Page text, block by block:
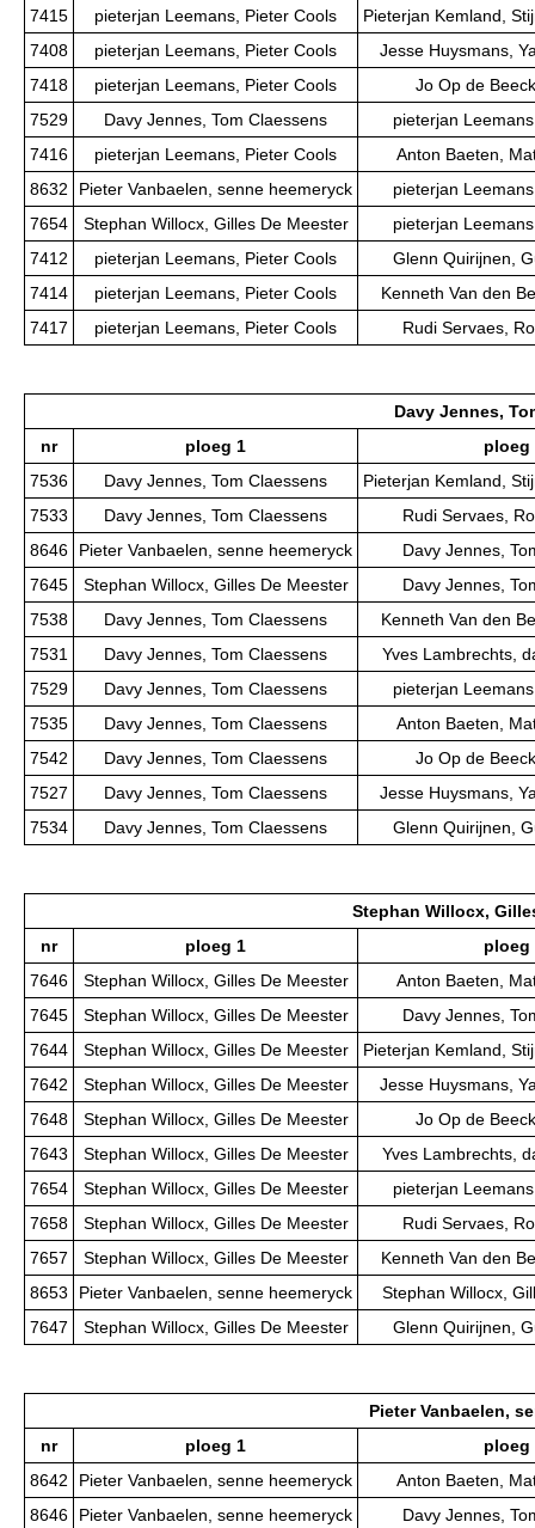
7415
pieterjan Leemans, Pieter Cools
Pieterjan Kemland,
7408
pieterjan Leemans, Pieter Cools
Jesse Huysmans,
7418
pieterjan Leemans, Pieter Cools
Jo Op de
7529
Davy Jennes, Tom Claessens
pieterjan
7416
pieterjan Leemans, Pieter Cools
Anton Baeten,
8632
Pieter Vanbaelen, senne heemeryck
pieterjan
7654
Stephan Willocx, Gilles De Meester
pieterjan
7412
pieterjan Leemans, Pieter Cools
Glenn Quirijnen,
7414
pieterjan Leemans, Pieter Cools
Kenneth Van den
7417
pieterjan Leemans, Pieter Cools Rudi Servaes,
Davy Jennes,
nr
ploeg 1
ploeg
7536
Davy Jennes, Tom Claessens
Pieterjan Kemland,
7533
Davy Jennes, Tom Claessens
Rudi Servaes,
8646
Pieter Vanbaelen, senne heemeryck
Davy Jennes,
7645
Stephan Willocx, Gilles De Meester
Davy Jennes,
7538
Davy Jennes, Tom Claessens
Kenneth Van den
7531
Davy Jennes, Tom Claessens
Yves Lambrechts,
7529
Davy Jennes, Tom Claessens
pieterjan
7535
Davy Jennes, Tom Claessens
Anton Baeten,
7542
Davy Jennes, Tom Claessens
Jo Op de
7527
Davy Jennes, Tom Claessens
Jesse Huysmans,
7534
Davy Jennes, Tom Claessens Glenn Quirijnen,
Stephan Willocx,
nr
ploeg 1
ploeg
7646
Stephan Willocx, Gilles De Meester
Anton Baeten,
7645
Stephan Willocx, Gilles De Meester
Davy Jennes,
7644
Stephan Willocx, Gilles De Meester
Pieterjan Kemland,
7642
Stephan Willocx, Gilles De Meester
Jesse Huysmans,
7648
Stephan Willocx, Gilles De Meester
Jo Op de
7643
Stephan Willocx, Gilles De Meester
Yves Lambrechts,
7654
Stephan Willocx, Gilles De Meester
pieterjan
7658
Stephan Willocx, Gilles De Meester
Rudi Servaes,
7657
Stephan Willocx, Gilles De Meester
Kenneth Van den
8653
Pieter Vanbaelen, senne heemeryck
Stephan Willocx,
7647
Stephan Willocx, Gilles De Meester Glenn Quirijnen,
Pieter Vanbaelen,
nr
ploeg 1
ploeg
8642
Pieter Vanbaelen, senne heemeryck
Anton Baeten,
8646
Pieter Vanbaelen, senne heemeryck
Davy Jennes,